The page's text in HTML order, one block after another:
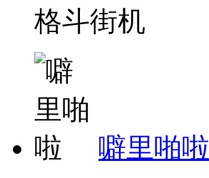
格斗街机
噼里啪啦